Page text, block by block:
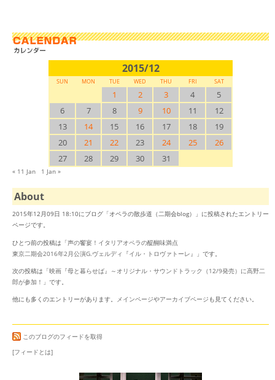
2015/12
SUN MON TUE WED THU FRI SAT
1 2 3 4
5
6
7 8 9 10 11
12
13
14 15 16 17 18
19
20
21 22 23 24 25
26
27
28 29 30 31
« 11 Jan 1 Jan »
About
2015年12月09日 18:10にブログ「オペラの散歩道（二期会blog）」に投稿されたエントリー
ページです。
ひとつ前の投稿は「声の饗宴！イタリアオペラの醍醐味満点
東京二期会2016年2月公演G.ヴェルディ『イル・トロヴァトーレ』
」です。
次の投稿は「映画『母と暮らせば』～オリジナル・サウンドトラック（12/9発売）に高野二
郎が参加！ 」です。
他にも多くのエントリーがあります。 メインページやアーカイブページ も見てください。
このブログのフィードを取得
[フィードとは]